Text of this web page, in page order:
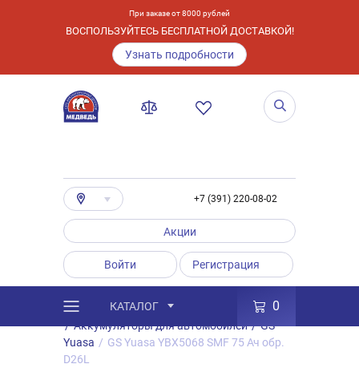
При заказе от 8000 рублей
ВОСПОЛЬЗУЙТЕСЬ БЕСПЛАТНОЙ ДОСТАВКОЙ!
Узнать подробности
+7 (391) 220-08-02
Акции
Войти Регистрация
КАТАЛОГ 0
Каталог / Товары
Аккумуляторы
/ Аккумуляторы для автомобилей / GS
Yuasa / GS Yuasa YBX5068 SMF 75 Ач обр.
D26L